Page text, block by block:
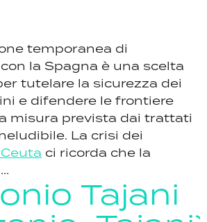
temporanea di
con la Spagna è una scelta
tutelare la sicurezza dei
e difendere le frontiere
misura prevista dai trattati
La crisi dei
ci ricorda che la
Tajani